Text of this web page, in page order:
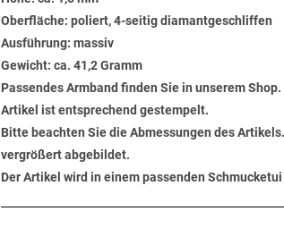
Oberfläche: poliert, 4-seitig diamantgeschliffen
Ausführung: massiv
Gewicht: ca. 41,2 Gramm
Passendes Armband finden Sie in unserem Shop.
Artikel ist entsprechend gestempelt.
Bitte beachten Sie die Abmessungen des
vergrößert abgebildet.
Der Artikel wird in einem passenden